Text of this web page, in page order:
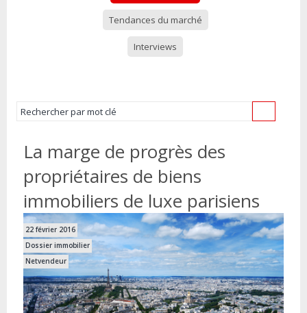
Tendances du marché
Interviews
La marge de progrès des
propriétaires de biens
immobiliers de luxe parisiens
22 février 2016
Dossier immobilier
Netvendeur